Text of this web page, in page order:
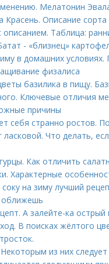
Мелатонин
Красень. Описание сорта
Таблица:
- «близнец»
в домашних условиях.
физалиса
базилика в пищу.
Ключевые отличия
причины
себя странно ростов.
ласковой. Что делать,
Как отличить
Характерные
на зиму лучший
оближешь
А залейте-ка острый
В поисках жёлтого
из них